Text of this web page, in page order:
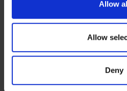
our social media, advertising
may combine it with other
of their services.
Allow
Allow
Deny
Aluminium-Anzeigesständer |